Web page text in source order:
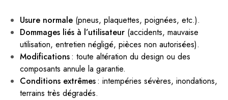
Usure normale (pneus, plaquettes, poignées, etc.).
Dommages liés à l’utilisateur (accidents, mauvaise
utilisation, entretien négligé, pièces non autorisées).
Modifications: toute altération du design ou des
composants annule la garantie.
Conditions extrêmes: intempéries sévères, inondations,
terrains très dégradés.